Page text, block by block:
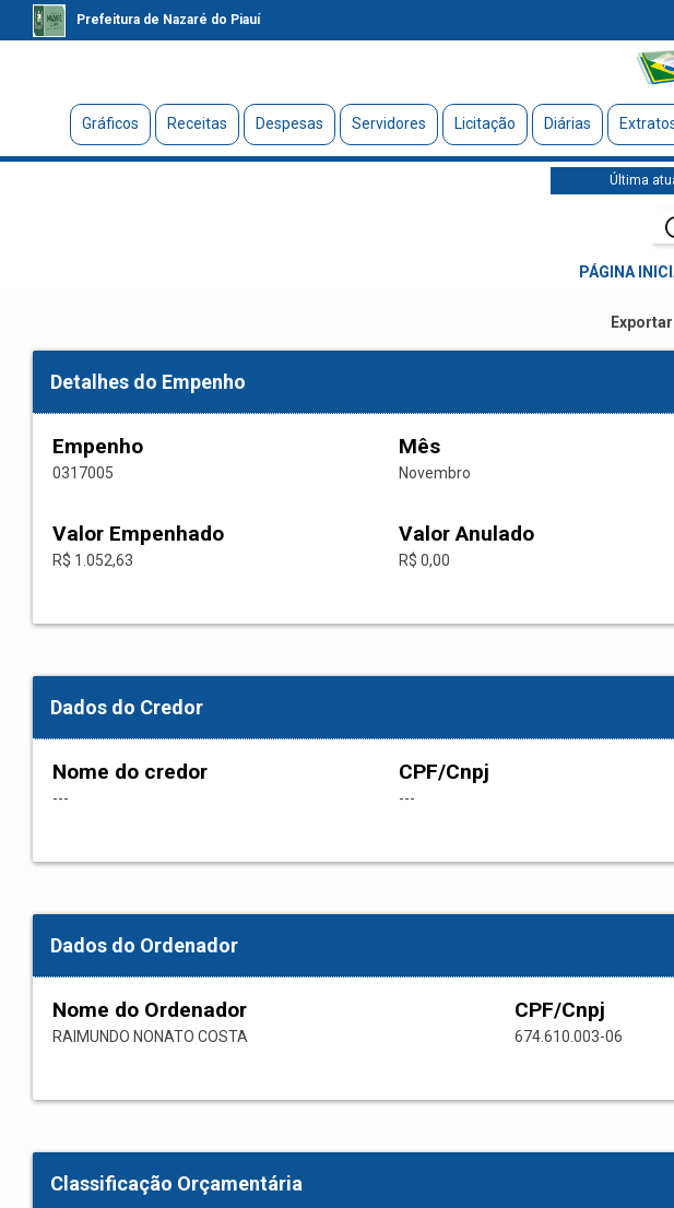
Prefeitura de Nazaré do Piauí
Gráficos Receitas Despesas Servidores Licitação Diárias
Última
PÁGINA
Detalhes do Empenho
Empenho
0317005
Mês
Novembro
Valor Empenhado
R$ 1.052,63
Valor Anulado
R$ 0,00
Dados do Credor
Nome do credor
---
CPF/Cnpj
---
Dados do Ordenador
Nome do Ordenador
RAIMUNDO NONATO COSTA
CPF/Cnpj
674.610.003-06
Classificação Orçamentária